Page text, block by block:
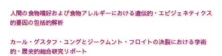
人間の食物嗜好および食物アレルギーにおける遺伝的・エピジェネティクス
的要因の包括的解析
カール・グスタフ・ユングとジークムント・フロイトの決裂における学術
的・歴史的総合研究リポート